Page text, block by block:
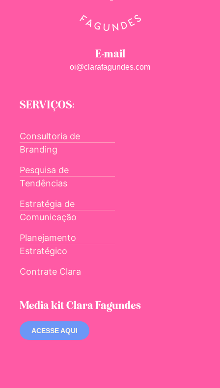
E-mail
oi@clarafagundes.com
SERVIÇOS:
Consultoria de
Branding
Pesquisa de
Tendências
Estratégia de
Comunicação
Planejamento
Estratégico
Contrate Clara
Media kit Clara Fagundes
ACESSE AQUI